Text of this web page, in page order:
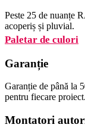
Peste 25 de nuanțe
acoperiș și pluvial.
Paletar de culori
Garanție
Garanție de până la
pentru fiecare proiect.
Montatori